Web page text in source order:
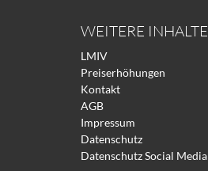
WEITERE INHALTE
LMIV
Preiserhöhungen
Kontakt
AGB
Impressum
Datenschutz
Datenschutz Social Media